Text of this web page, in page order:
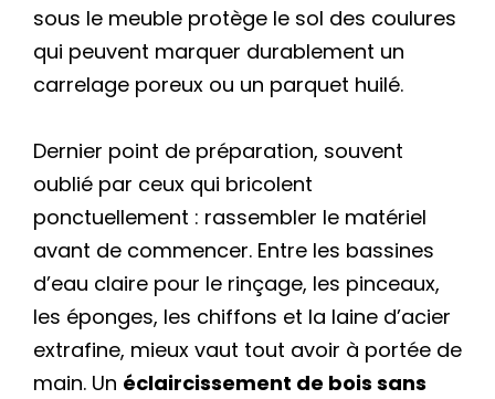
sous le meuble protège le sol des coulures
qui peuvent marquer durablement un
carrelage poreux ou un parquet huilé.
Dernier point de préparation, souvent
oublié par ceux qui bricolent
ponctuellement : rassembler le matériel
avant de commencer. Entre les bassines
d’eau claire pour le rinçage, les pinceaux,
les éponges, les chiffons et la laine d’acier
extrafine, mieux vaut tout avoir à portée de
main. Un éclaircissement de bois sans